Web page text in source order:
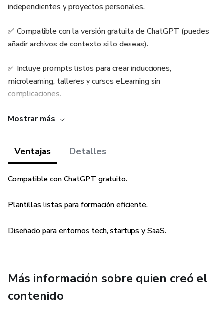
independientes y proyectos personales.
✅ Compatible con la versión gratuita de ChatGPT (puedes
añadir archivos de contexto si lo deseas).
✅ Incluye prompts listos para crear inducciones,
microlearning, talleres y cursos eLearning sin
complicaciones.
✅ Plantillas prácticas para copiar, pegar y personalizar
¡Convierte tu idea en un curso estructurado de forma rápida
Mostrar más
Ventajas Detalles
Compatible con ChatGPT gratuito.
Plantillas listas para formación eficiente.
Diseñado para entornos tech, startups y SaaS.
Más información sobre quien creó el
contenido